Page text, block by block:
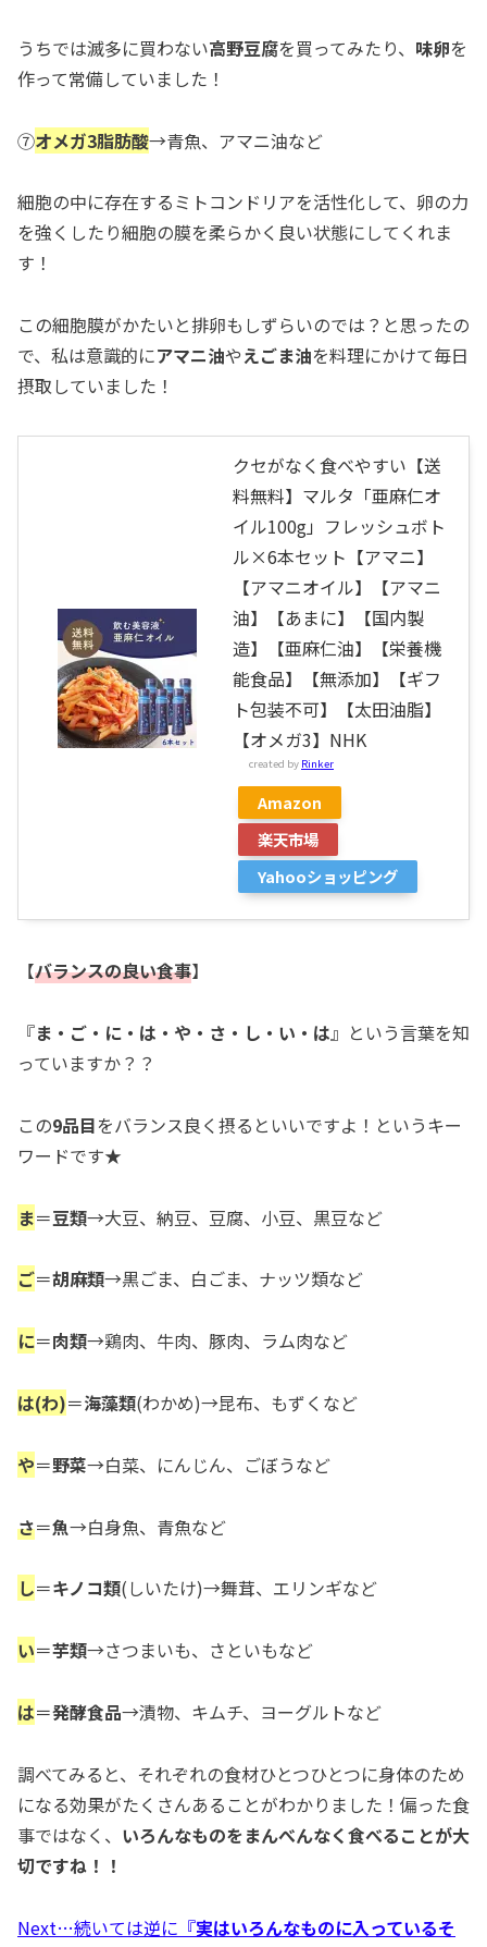
うちでは滅多に買わない高野豆腐を買ってみたり、 味卵を
作って常備していました！
⑦オメガ3脂肪酸→青魚、アマニ油など
細胞の中に存在するミトコンドリアを活性化して、卵の力
を強くしたり細胞の膜を柔らかく良い状態にしてくれま
す！
この細胞膜がかたいと排卵もしずらいのでは？と思ったの
で、私は意識的にアマニ油やえごま油を料理にかけて毎日
摂取していました！
クセがなく食べやすい【送
料無料】マルタ「亜麻仁オ
イル100g」フレッシュボト
ル×6本セット【アマニ】
【アマニオイル】【アマニ
油】【あまに】【国内製
造】【亜麻仁油】【栄養機
能食品】【無添加】【ギフ
ト包装不可】【太田油脂】
【オメガ3】NHK
created by Rinker
Amazon
楽天市場
Yahooショッピング
【バランスの良い食事】
『ま・ご・に・は・や・さ・し・い・は』という言葉を知
っていますか？？
この9品目をバランス良く摂るといいですよ！というキー
ワードです★
ま＝豆類→大豆、納豆、豆腐、小豆、黒豆など
ご＝胡麻類→黒ごま、白ごま、ナッツ類など
に＝肉類→鶏肉、牛肉、豚肉、ラム肉など
は(わ)＝海藻類(わかめ)→昆布、もずくなど
や＝野菜→白菜、にんじん、ごぼうなど
さ＝魚→白身魚、青魚など
し＝キノコ類(しいたけ)→舞茸、エリンギなど
い＝芋類→さつまいも、さといもなど
は＝発酵食品→漬物、キムチ、ヨーグルトなど
調べてみると、それぞれの食材ひとつひとつに身体のため
になる効果がたくさんあることがわかりました！偏った食
事ではなく、 いろんなものをまんべんなく食べることが大
切ですね！！
Next…続いては逆に『実はいろんなものに入っているそ